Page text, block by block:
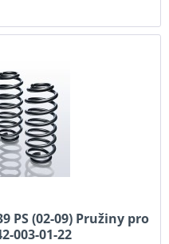
PS (02-09) Pružiny pro
003-01-22